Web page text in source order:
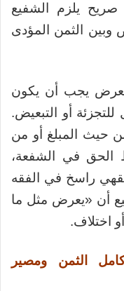
يلزم الشفيع
وبين الثمن المؤدى
يجب أن يكون
للتجزئة أو التبعيض.
حيث المبلغ أو من
الحق في الشفعة،
راسخ في الفقه
أن «يعرض مثل ما
اختلاف.
كامل الثمن ومصير